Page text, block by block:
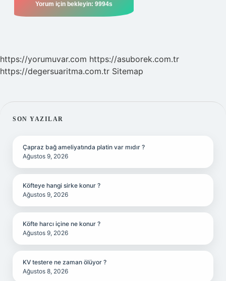
https://yorumuvar.com https://asuborek.com.tr
https://degersuaritma.com.tr Sitemap
SIDEBAR
SON YAZILAR
Çapraz bağ ameliyatında platin var mıdır ?
Ağustos 9, 2026
Köfteye hangi sirke konur ?
Ağustos 9, 2026
Köfte harcı içine ne konur ?
Ağustos 9, 2026
KV testere ne zaman ölüyor ?
Ağustos 8, 2026